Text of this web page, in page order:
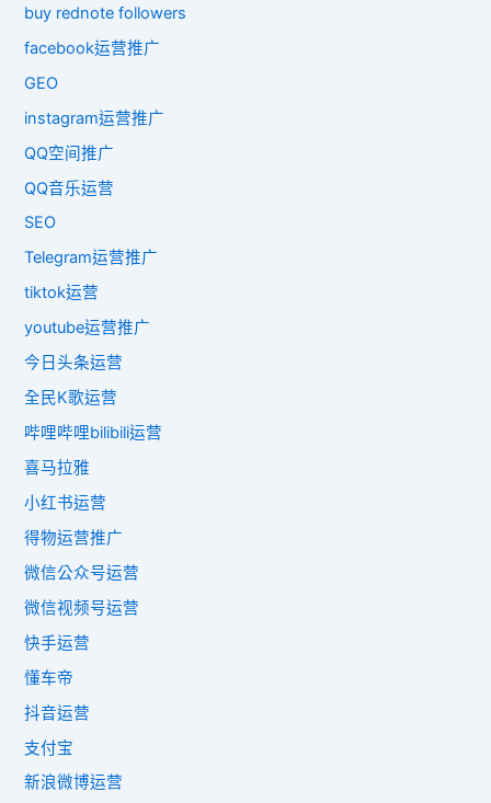
buy rednote followers
facebook运营推广
GEO
instagram运营推广
QQ空间推广
QQ音乐运营
SEO
Telegram运营推广
tiktok运营
youtube运营推广
今日头条运营
全民K歌运营
哔哩哔哩bilibili运营
喜马拉雅
小红书运营
得物运营推广
微信公众号运营
微信视频号运营
快手运营
懂车帝
抖音运营
支付宝
新浪微博运营